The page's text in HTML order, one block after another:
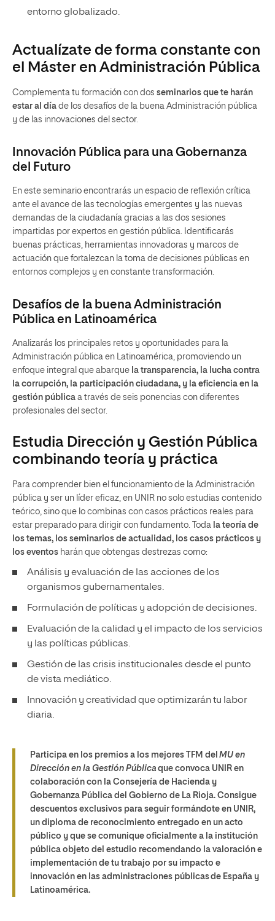
entorno globalizado.
Actualízate de forma constante con
el Máster en Administración Pública
Complementa tu formación con dos seminarios que te harán
estar al día de los desafíos de la buena Administración pública
y de las innovaciones del sector.
Innovación Pública para una Gobernanza
del Futuro
En este seminario encontrarás un espacio de reflexión crítica
ante el avance de las tecnologías emergentes y las nuevas
demandas de la ciudadanía gracias a las dos sesiones
impartidas por expertos en gestión pública. Identificarás
buenas prácticas, herramientas innovadoras y marcos de
actuación que fortalezcan la toma de decisiones públicas en
entornos complejos y en constante transformación.
Desafíos de la buena Administración
Pública en Latinoamérica
Analizarás los principales retos y oportunidades para la
Administración pública en Latinoamérica, promoviendo un
enfoque integral que abarque la transparencia, la lucha contra
la corrupción, la participación ciudadana, y la eficiencia en la
gestión pública a través de seis ponencias con diferentes
profesionales del sector.
Estudia Dirección y Gestión Pública
combinando teoría y práctica
Para comprender bien el funcionamiento de la Administración
pública y ser un líder eficaz, en UNIR no solo estudias contenido
teórico, sino que lo combinas con casos prácticos reales para
estar preparado para dirigir con fundamento. Toda la teoría de
los temas, los seminarios de actualidad, los casos prácticos y
los eventos harán que obtengas destrezas como:
Análisis y evaluación de las acciones de los
organismos gubernamentales.
Formulación de políticas y adopción de decisiones.
Evaluación de la calidad y el impacto de los servicios
y las políticas públicas.
Gestión de las crisis institucionales desde el punto
de vista mediático.
Innovación y creatividad que optimizarán tu labor
diaria.
Participa en los premios a los mejores TFM del MU en
Dirección en la Gestión Pública que convoca UNIR en
colaboración con la Consejería de Hacienda y
Gobernanza Pública del Gobierno de La Rioja. Consigue
descuentos exclusivos para seguir formándote en UNIR,
un diploma de reconocimiento entregado en un acto
público y que se comunique oficialmente a la institución
pública objeto del estudio recomendando la valoración e
implementación de tu trabajo por su impacto e
innovación en las administraciones públicas de España y
Latinoamérica.